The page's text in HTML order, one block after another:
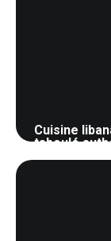
Cuisine
taboulé